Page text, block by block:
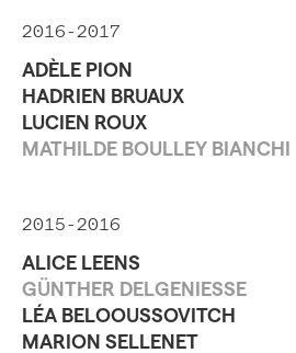
2016-2017
ADÈLE PION
HADRIEN BRUAUX
LUCIEN ROUX
MATHILDE BOULLEY BIANCHI
2015-2016
ALICE LEENS
GÜNTHER DELGENIESSE
LÉA BELOOUSSOVITCH
MARION SELLENET